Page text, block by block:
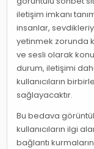
iletişim imkanı
insanlar,
yetinmek zorunda
ve sesli olarak
durum, iletişimi
kullanıcıların
sağlayacaktır.
Bu bedava
kullanıcıların ilgi
bağlantı